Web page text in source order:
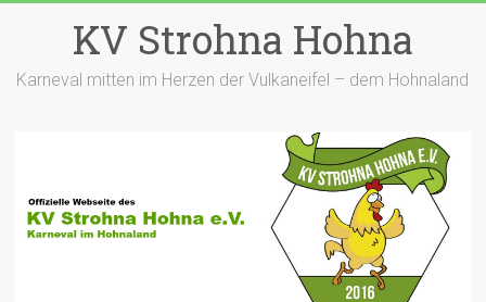
KV Strohna Hohna
Karneval mitten im Herzen der Vulkaneifel – dem Hohnaland